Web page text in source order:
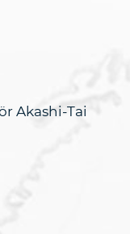
Akashi-Tai